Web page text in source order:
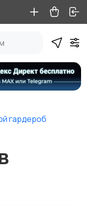
гардероб